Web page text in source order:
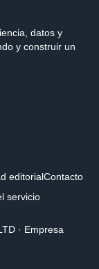
datos y
y construir un
editorialContacto
servicio
· Empresa